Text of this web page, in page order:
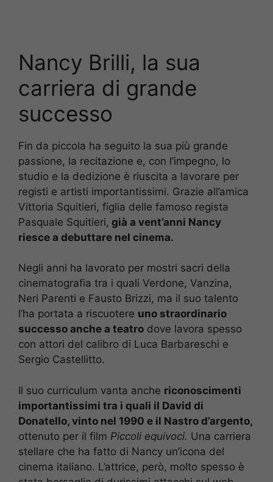
Nancy Brilli, la sua
carriera di grande
successo
Fin da piccola ha seguito la sua più grande
passione, la recitazione e, con l’impegno, lo
studio e la dedizione è riuscita a lavorare per
registi e artisti importantissimi. Grazie all’amica
Vittoria Squitieri, figlia delle famoso regista
Pasquale Squitieri, già a vent’anni Nancy
riesce a debuttare nel cinema.
Negli anni ha lavorato per mostri sacri della
cinematografia tra i quali Verdone, Vanzina,
Neri Parenti e Fausto Brizzi, ma il suo talento
l’ha portata a riscuotere uno straordinario
successo anche a teatro dove lavora spesso
con attori del calibro di Luca Barbareschi e
Sergio Castellitto.
Il suo curriculum vanta anche riconoscimenti
importantissimi tra i quali il David di
Donatello, vinto nel 1990 e il Nastro d’argento,
ottenuto per il film Piccoli equivoci. Una carriera
stellare che ha fatto di Nancy un’icona del
cinema italiano. L’attrice, però, molto spesso è